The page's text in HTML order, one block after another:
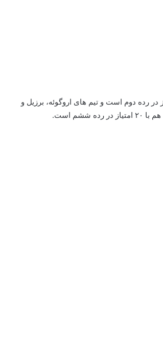
آرژانتین با ۳۱ امتیاز در صدر قرار دارد. اکوادور با ۲۳ امتیاز در رده دوم است و تیم های اروگوئه، برزیل و